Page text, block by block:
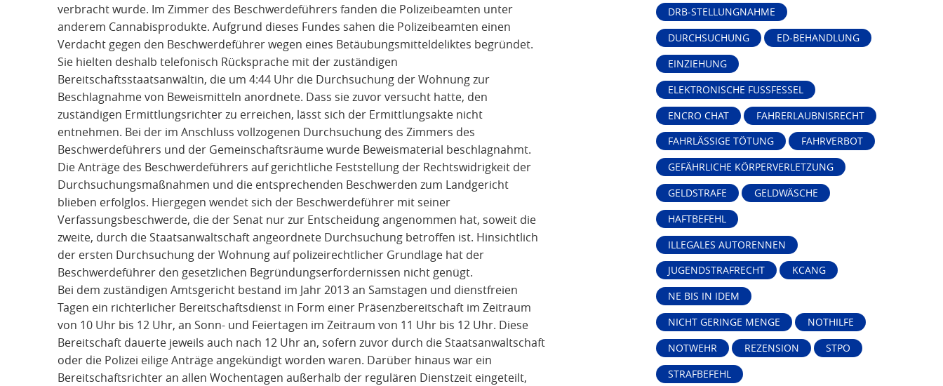
verbracht wurde. Im Zimmer des Beschwerdeführers fanden die Polizeibeamten unter
anderem Cannabisprodukte. Aufgrund dieses Fundes sahen die Polizeibeamten einen
Verdacht gegen den Beschwerdeführer wegen eines Betäubungsmitteldeliktes begründet.
Sie hielten deshalb telefonisch Rücksprache mit der zuständigen
Bereitschaftsstaatsanwältin, die um 4:44 Uhr die Durchsuchung der Wohnung zur
Beschlagnahme von Beweismitteln anordnete. Dass sie zuvor versucht hatte, den
zuständigen Ermittlungsrichter zu erreichen, lässt sich der Ermittlungsakte nicht
entnehmen. Bei der im Anschluss vollzogenen Durchsuchung des Zimmers des
Beschwerdeführers und der Gemeinschaftsräume wurde Beweismaterial beschlagnahmt.
Die Anträge des Beschwerdeführers auf gerichtliche Feststellung der Rechtswidrigkeit der
Durchsuchungsmaßnahmen und die entsprechenden Beschwerden zum Landgericht
blieben erfolglos. Hiergegen wendet sich der Beschwerdeführer mit seiner
Verfassungsbeschwerde, die der Senat nur zur Entscheidung angenommen hat, soweit die
zweite, durch die Staatsanwaltschaft angeordnete Durchsuchung betroffen ist. Hinsichtlich
der ersten Durchsuchung der Wohnung auf polizeirechtlicher Grundlage hat der
Beschwerdeführer den gesetzlichen Begründungserfordernissen nicht genügt.
Bei dem zuständigen Amtsgericht bestand im Jahr 2013 an Samstagen und dienstfreien
Tagen ein richterlicher Bereitschaftsdienst in Form einer Präsenzbereitschaft im Zeitraum
von 10 Uhr bis 12 Uhr, an Sonn- und Feiertagen im Zeitraum von 11 Uhr bis 12 Uhr. Diese
Bereitschaft dauerte jeweils auch nach 12 Uhr an, sofern zuvor durch die Staatsanwaltschaft
oder die Polizei eilige Anträge angekündigt worden waren. Darüber hinaus war ein
Bereitschaftsrichter an allen Wochentagen außerhalb der regulären Dienstzeit eingeteilt,
DRB-STELLUNGNAHME
DURCHSUCHUNG
ED-BEHANDLUNG
EINZIEHUNG
ELEKTRONISCHE FUSSFESSEL
ENCRO CHAT
FAHRERLAUBNISRECHT
FAHRLÄSSIGE TÖTUNG
FAHRVERBOT
GEFÄHRLICHE KÖRPERVERLETZUNG
GELDSTRAFE
GELDWÄSCHE
HAFTBEFEHL
ILLEGALES AUTORENNEN
JUGENDSTRAFRECHT
KCANG
NE BIS IN IDEM
NICHT GERINGE MENGE
NOTHILFE
NOTWEHR
REZENSION
STPO
STRAFBEFEHL